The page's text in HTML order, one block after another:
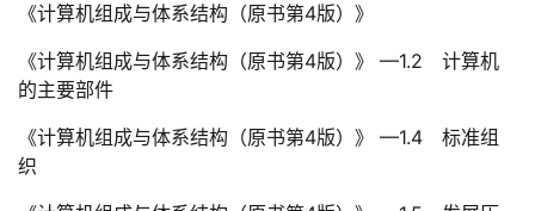
《计算机组成与体系结构（原书第4版）》
《计算机组成与体系结构（原书第4版）》 —1.2 计算机
的主要部件
《计算机组成与体系结构（原书第4版）》 —1.4 标准组
织